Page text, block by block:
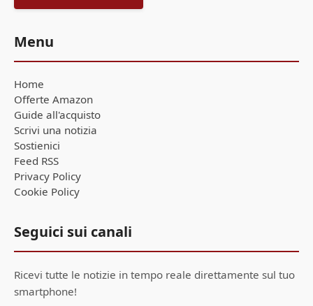
Menu
Home
Offerte Amazon
Guide all'acquisto
Scrivi una notizia
Sostienici
Feed RSS
Privacy Policy
Cookie Policy
Seguici sui canali
Ricevi tutte le notizie in tempo reale direttamente sul tuo
smartphone!